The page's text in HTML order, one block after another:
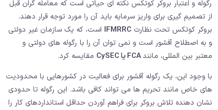
رگوله و اعتبار بروکر کوتکس نکته ای حیاتی است که معامله گران قبل
از تصمیم گیری برای واریز سرمایه باید آن را مورد توجه قرار دهند.
بروکر کوتکس تحت نظارت IFMRRC است، که یک سازمان غیر دولتی
و به اصطلاح آفشور است و نمی توان آن را با رگوله های دولتی و
معتبر بین المللی، مانند
مقایسه کرد.
با وجود این، یک رگوله آفشور برای فعالیت در کشورهایی با محدودیت
های خاص مانند تحریم ها می تواند کافی باشد. این رگوله تا حدودی
نشان دهنده تلاش بروکر برای فراهم آوردن حداقل استانداردهای کار را